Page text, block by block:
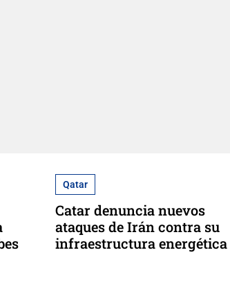
Qatar
Catar denuncia nuevos
ataques de Irán contra su
infraestructura energética